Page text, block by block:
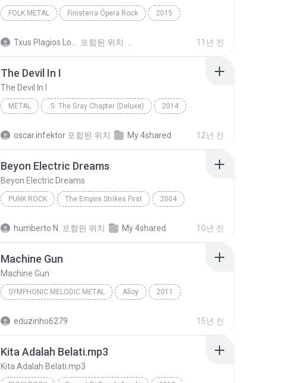
FOLK METAL Finisterra Ópera Rock 2015
포함된 위치 11년 전
The Devil In I
The Devil In I
METAL .5: The Gray Chapter (Deluxe) 2014
oscar.infektor 포함된 위치 My 4shared 12년 전
Beyon Electric Dreams
Beyon Electric Dreams
PUNK ROCK The Empire Strikes First 2004
humberto N. 포함된 위치 My 4shared 10년 전
Machine Gun
Machine Gun
SYMPHONIC MELODIC METAL Alloy 2011
eduzinho6279 15년 전
Kita Adalah Belati.mp3
Kita Adalah Belati.mp3